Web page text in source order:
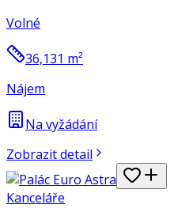
Volné
36,131 m²
Nájem
Na vyžádání
Zobrazit detail
Kanceláře